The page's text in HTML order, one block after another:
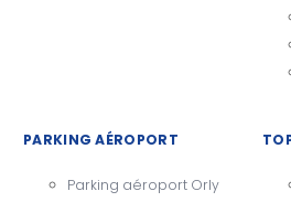
PARKING AÉROPORT
Parking aéroport Orly